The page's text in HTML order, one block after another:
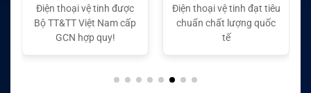
Điện thoại vệ tinh đạt tiêu
chuẩn chất lượng quốc
tế
Điện thoại vệ tinh đạt tiêu
chuẩn chất lượng quốc
tế